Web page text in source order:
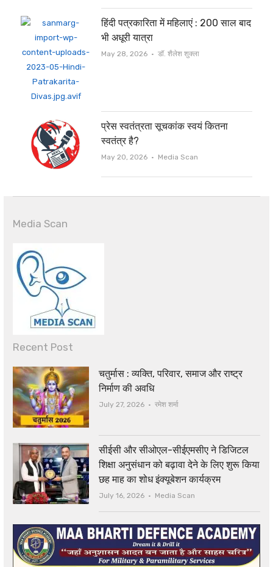
हिंदी पत्रकारिता में महिलाएं : 200 साल बाद
भी अधूरी यात्रा
May 28, 2026 Author
डॉ. शैलेश शुक्ला
प्रेस स्वतंत्रता सूचकांक स्वयं कितना
स्वतंत्र है?
May 20, 2026 Author
Media Scan
Media Scan
Recent Post
चतुर्मास : व्यक्ति, परिवार, समाज और राष्ट्र
निर्माण की अवधि
July 27, 2026 Author
रमेश शर्मा
सीईसी और सीओएल-सीईएमसीए ने डिजिटल
शिक्षा अनुसंधान को बढ़ावा देने के लिए शुरू किया
छह माह का शोध इंक्यूबेशन कार्यक्रम
July 16, 2026 Author
Media Scan